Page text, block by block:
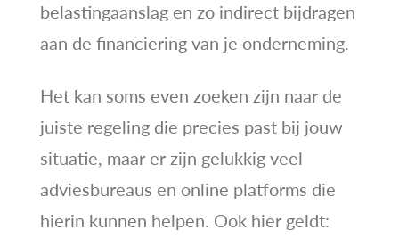
belastingaanslag en zo indirect bijdragen
aan de financiering van je onderneming.
Het kan soms even zoeken zijn naar de
juiste regeling die precies past bij jouw
situatie, maar er zijn gelukkig veel
adviesbureaus en online platforms die
hierin kunnen helpen. Ook hier geldt: